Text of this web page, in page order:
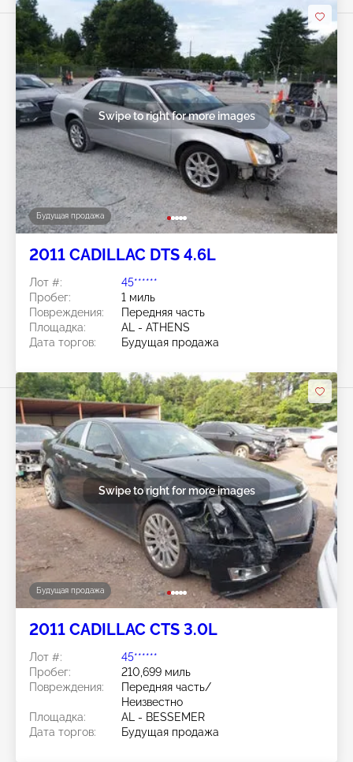
Будущая продажа
Swipe to right for more images
2011 CADILLAC DTS 4.6L
Лот #:
45******
Пробег:
1 миль
Повреждения:
Передняя часть
Площадка:
AL - ATHENS
Дата торгов:
Будущая продажа
Будущая продажа
Swipe to right for more images
2011 CADILLAC CTS 3.0L
Лот #:
45******
Пробег:
210,699 миль
Повреждения:
Передняя часть/
Неизвестно
Площадка:
AL - BESSEMER
Дата торгов:
Будущая продажа